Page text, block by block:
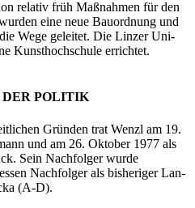
re­la­tiv früh Maß­nah­men für den
eine neue Bau­ord­nung und
Wege ge­lei­tet. Die Lin­zer Uni­
Kunst­hoch­schu­le er­rich­tet.
DER POLITIK
Grün­den trat Wenzl am 19.
und am 26. Ok­to­ber 1977 als
Sein Nach­fol­ger wurde
Nach­fol­ger als bis­he­ri­ger Lan­
(A-D).